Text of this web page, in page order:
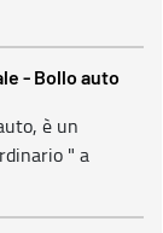
- Bollo auto
è un
" a